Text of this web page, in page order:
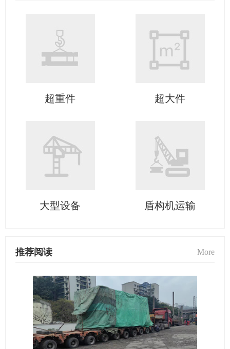
超重件 超大件
大型设备 盾构机运输
推荐阅读 More